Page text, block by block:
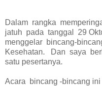
Dalam rangka
jatuh pada tanggal 29
menggelar bincang-
Kesehatan. Dan saya
satu pesertanya.
Acara bincang -bincang